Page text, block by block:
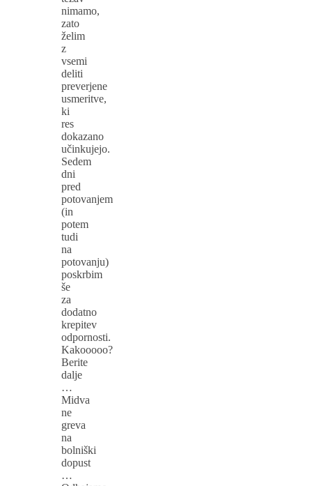
nimamo,
zato
želim
z
vsemi
deliti
preverjene
usmeritve,
ki
res
dokazano
učinkujejo.
Sedem
dni
pred
potovanjem
(in
potem
tudi
na
potovanju)
poskrbim
še
za
dodatno
krepitev
odpornosti.
Kakooooo?
Berite
dalje
…
Midva
ne
greva
na
bolniški
dopust
…